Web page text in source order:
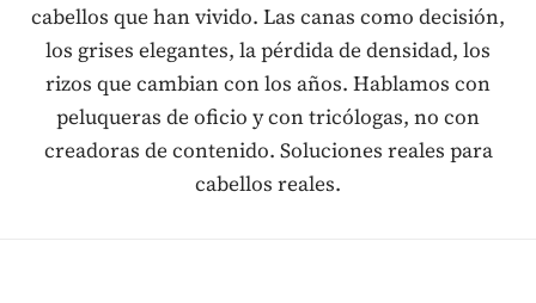
cabellos que han vivido. Las canas como decisión,
los grises elegantes, la pérdida de densidad, los
rizos que cambian con los años. Hablamos con
peluqueras de oficio y con tricólogas, no con
creadoras de contenido. Soluciones reales para
cabellos reales.